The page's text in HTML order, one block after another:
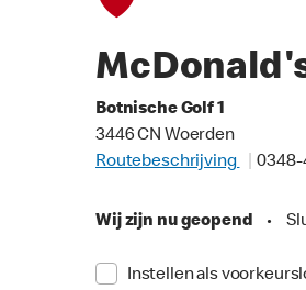
Botnische Golf 1
3446 CN Woerden
Routebeschrijving
0348-
Wij zijn nu geopend •
Instellen als